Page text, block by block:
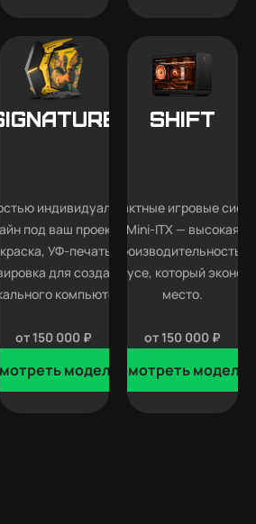
—
SIGNATURE
индивидуальный
под ваш проект —
УФ-печать и
для создания
компьютера.
от 150 000 ₽
модели
SHIFT
Компактные игровые
Mini-ITX — высокая
производительность в
корпусе, который
место.
от 150 000 ₽
Смотреть модели